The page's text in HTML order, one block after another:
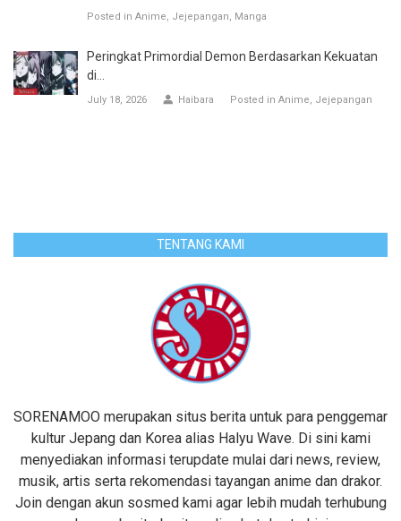
Posted in Anime Jejepangan Manga
Peringkat Primordial Demon Berdasarkan Kekuatan
di...
July 18, 2026 Haibara Posted in Anime Jejepangan
TENTANG KAMI
SORENAMOO merupakan situs berita untuk para penggemar
kultur Jepang dan Korea alias Halyu Wave. Di sini kami
menyediakan informasi terupdate mulai dari news, review,
musik, artis serta rekomendasi tayangan anime dan drakor.
Join dengan akun sosmed kami agar lebih mudah terhubung